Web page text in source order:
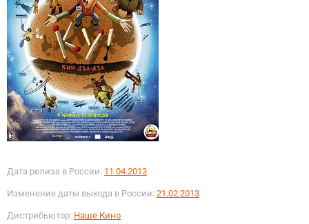
Дата релиза в России: 11.04.2013
Изменение даты выхода в России: 21.02.2013
Дистрибьютор: Наше Кино